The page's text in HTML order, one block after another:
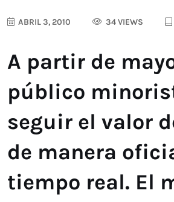
ABRIL 3, 2010 34 VIEWS
A partir de
público
seguir el valor
de manera
tiempo real. El